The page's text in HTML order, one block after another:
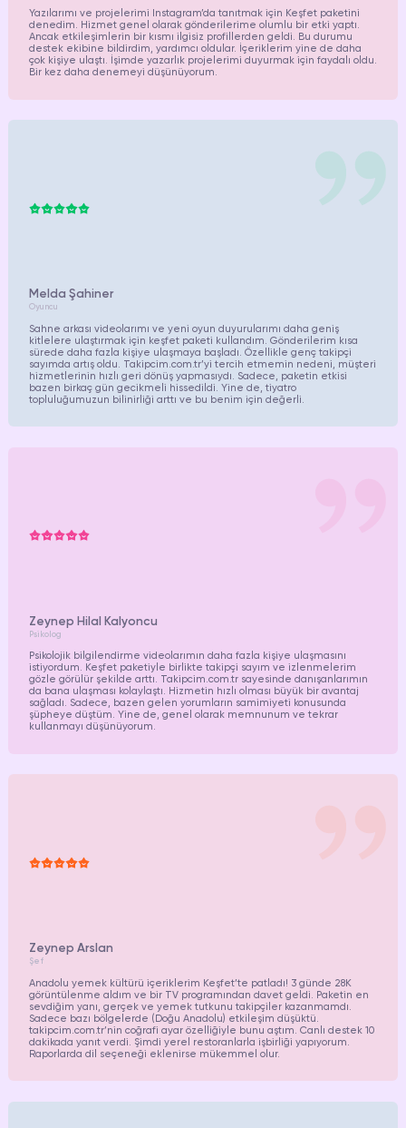
Yazılarımı ve projelerimi Instagram’da tanıtmak için Keşfet paketini
denedim. Hizmet genel olarak gönderilerime olumlu bir etki yaptı.
Ancak etkileşimlerin bir kısmı ilgisiz profillerden geldi. Bu durumu
destek ekibine bildirdim, yardımcı oldular. İçeriklerim yine de daha
çok kişiye ulaştı. İşimde yazarlık projelerimi duyurmak için faydalı oldu.
Bir kez daha denemeyi düşünüyorum.
Melda Şahiner
Oyuncu
Sahne arkası videolarımı ve yeni oyun duyurularımı daha geniş
kitlelere ulaştırmak için keşfet paketi kullandım. Gönderilerim kısa
sürede daha fazla kişiye ulaşmaya başladı. Özellikle genç takipçi
sayımda artış oldu. Takipcim.com.tr’yi tercih etmemin nedeni, müşteri
hizmetlerinin hızlı geri dönüş yapmasıydı. Sadece, paketin etkisi
bazen birkaç gün gecikmeli hissedildi. Yine de, tiyatro
topluluğumuzun bilinirliği arttı ve bu benim için değerli.
Zeynep Hilal Kalyoncu
Psikolog
Psikolojik bilgilendirme videolarımın daha fazla kişiye ulaşmasını
istiyordum. Keşfet paketiyle birlikte takipçi sayım ve izlenmelerim
gözle görülür şekilde arttı. Takipcim.com.tr sayesinde danışanlarımın
da bana ulaşması kolaylaştı. Hizmetin hızlı olması büyük bir avantaj
sağladı. Sadece, bazen gelen yorumların samimiyeti konusunda
şüpheye düştüm. Yine de, genel olarak memnunum ve tekrar
kullanmayı düşünüyorum.
Zeynep Arslan
Şef
Anadolu yemek kültürü içeriklerim Keşfet’te patladı! 3 günde 28K
görüntülenme aldım ve bir TV programından davet geldi. Paketin en
sevdiğim yanı, gerçek ve yemek tutkunu takipçiler kazanmamdı.
Sadece bazı bölgelerde (Doğu Anadolu) etkileşim düşüktü.
takipcim.com.tr’nin coğrafi ayar özelliğiyle bunu aştım. Canlı destek 10
dakikada yanıt verdi. Şimdi yerel restoranlarla işbirliği yapıyorum.
Raporlarda dil seçeneği eklenirse mükemmel olur.